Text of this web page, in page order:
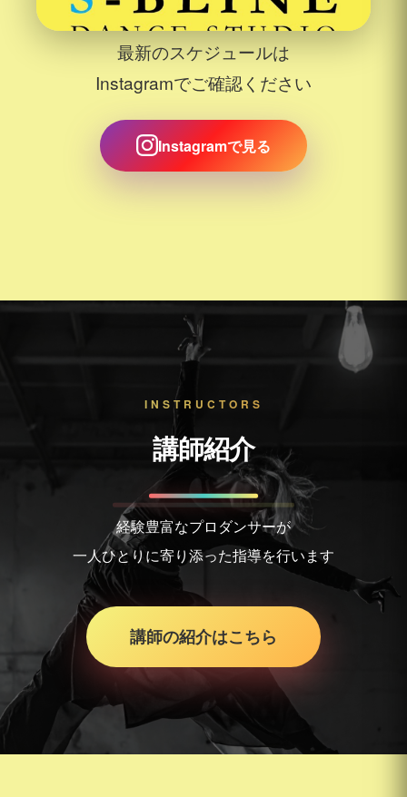
最新のスケジュールは
Instagramでご確認ください
Instagramで見る
INSTRUCTORS
講師紹介
経験豊富なプロダンサーが
一人ひとりに寄り添った指導を行います
講師の紹介はこちら